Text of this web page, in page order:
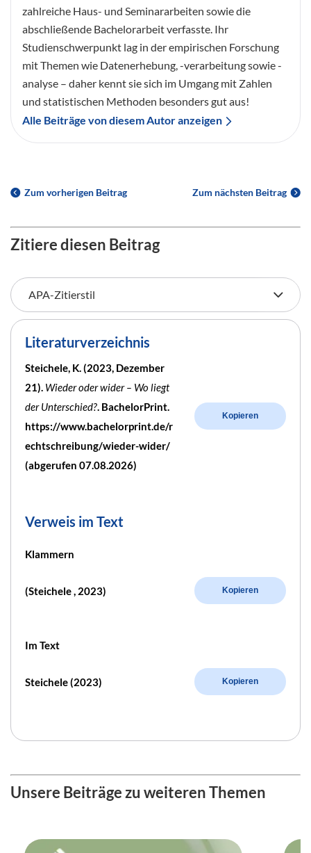
zahlreiche Haus- und Seminararbeiten sowie die
abschließende Bachelorarbeit verfasste. Ihr
Studienschwerpunkt lag in der empirischen Forschung
mit Themen wie Datenerhebung, -verarbeitung sowie -
analyse – daher kennt sie sich im Umgang mit Zahlen
und statistischen Methoden besonders gut aus!
Alle Beiträge von diesem Autor anzeigen
Zum vorherigen Beitrag Zum nächsten Beitrag
Zitiere diesen Beitrag
Literaturverzeichnis
Steichele, K. (2023, Dezember
21). Wieder oder wider – Wo liegt
der Unterschied?. BachelorPrint.
https://www.bachelorprint.de/r
echtschreibung/wieder-wider/
(abgerufen 07.08.2026)
Kopieren
Verweis im Text
Klammern
(Steichele , 2023) Kopieren
Im Text
Steichele (2023) Kopieren
Unsere Beiträge zu weiteren Themen